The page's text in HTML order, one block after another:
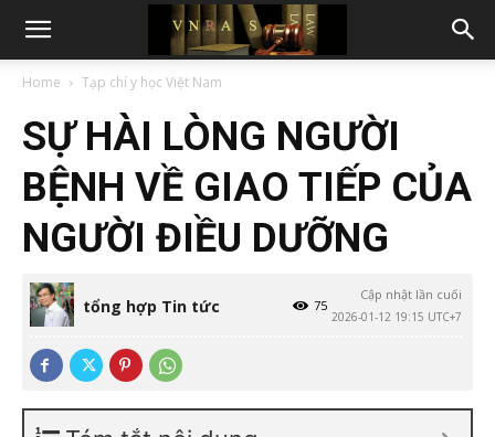
Home Tạp chí y học Việt Nam
SỰ HÀI LÒNG NGƯỜI
BỆNH VỀ GIAO TIẾP CỦA
NGƯỜI ĐIỀU DƯỠNG
tổng hợp Tin tức
Cập nhật lần cuối
2026-01-12 19:15 UTC+7
75